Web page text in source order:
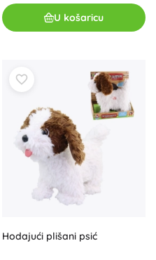
U košaricu
Hodajući plišani psić